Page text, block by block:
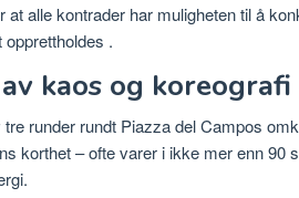
at alle kontrader har muligheten til å
.
kaos og koreografi
runder rundt Piazza del Campos
korthet – ofte varer i ikke mer enn 90